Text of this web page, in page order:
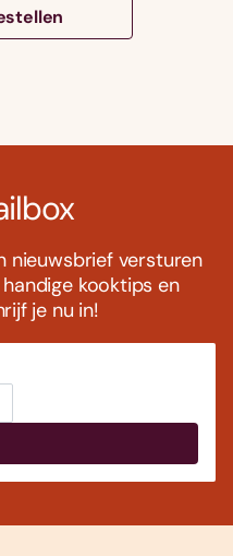
nieuwsbrief versturen
kooktips en
je nu in!